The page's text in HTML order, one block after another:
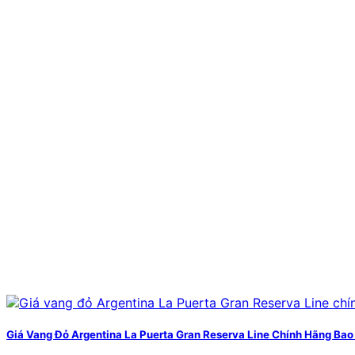
Giá Vang Đỏ Argentina La Puerta Gran Reserva Line Chính Hãng